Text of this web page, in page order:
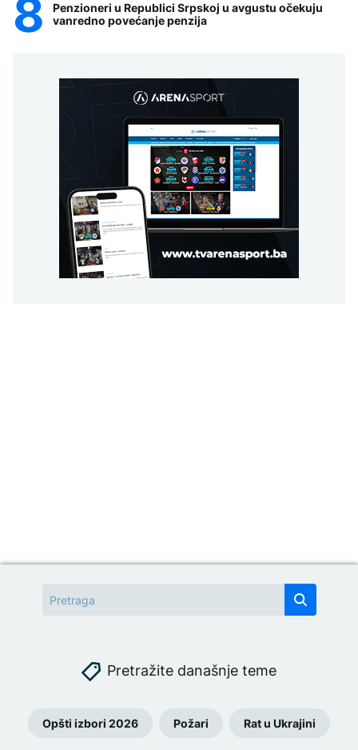
Penzioneri u Republici Srpskoj u avgustu očekuju
vanredno povećanje penzija
Pretražite današnje teme
Opšti izbori 2026 Požari Rat u Ukrajini